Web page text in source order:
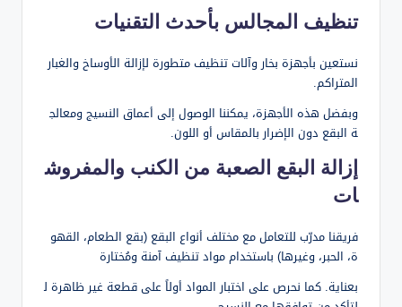
تنظيف المجالس بأحدث التقنيات
نستعين بأجهزة بخار وآلات تنظيف متطورة لإزالة الأوساخ والغبار
المتراكم.
وبفضل هذه الأجهزة، يمكننا الوصول إلى أعماق النسيج ومعالج
ة البقع دون الإضرار بالمقاس أو اللون.
إزالة البقع الصعبة من الكنب والمفروش
ات
فريقنا مدرّب للتعامل مع مختلف أنواع البقع (بقع الطعام، القهو
ة، الحبر، وغيرها) باستخدام مواد تنظيف آمنة ومُختارة
بعناية. كما نحرص على اختبار المواد أولاً على قطعة غير ظاهرة ل